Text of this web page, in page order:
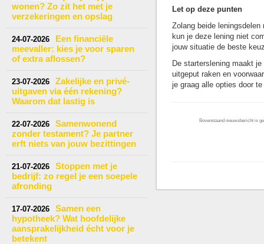
wonen? Zo zit het met je
verzekeringen en opslag
24-07-2026
Een financiële
meevaller: kies je voor sparen
of extra aflossen?
23-07-2026
Zakelijke en privé-
uitgaven via één rekening?
Waarom dat lastig is
22-07-2026
Samenwonend
zonder testament? Je partner
erft niets van jouw bezittingen
21-07-2026
Stoppen met je
bedrijf: zo regel je een soepele
afronding
17-07-2026
Samen een
hypotheek? Wat hoofdelijke
aansprakelijkheid écht voor je
betekent
Let op deze punten
Zolang beide
kun je deze lening niet
jouw situatie de beste
De starterslening maakt
uitgeput raken en
je graag alle opties door
Bovenstaand nieuwsbericht is